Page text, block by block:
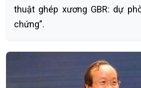
thuật ghép xương GBR: dự
chứng”.